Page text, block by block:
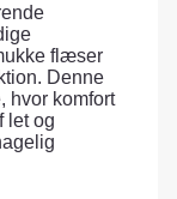
flæser
Denne
hvor komfort
let og